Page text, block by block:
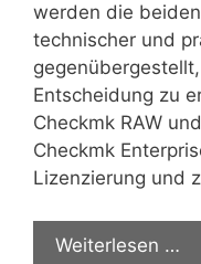
werden die
technischer und
Entscheidung zu
Checkmk RAW
Checkmk
Lizenzierung und
Weiterlesen …